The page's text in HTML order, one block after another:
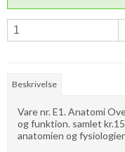
Beskrivelse
Vare nr. E1. Anatomi
og funktion. samlet
anatomien og